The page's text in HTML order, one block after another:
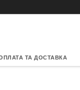
ТА ДОСТАВКА